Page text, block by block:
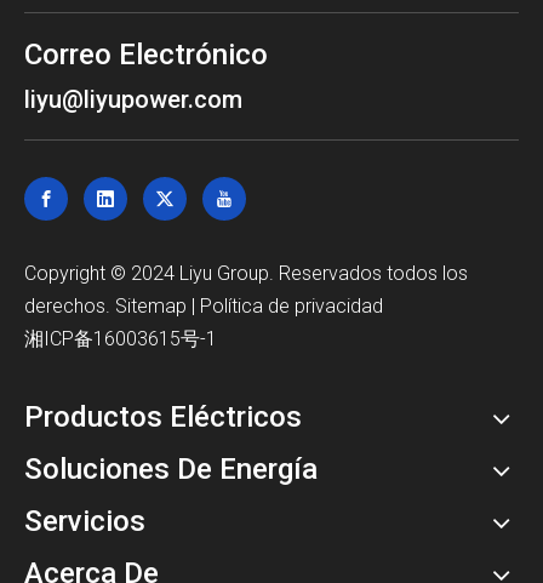
Correo Electrónico
liyu@liyupower.com
Copyright © 2024 Liyu Group. Reservados todos los
derechos. Sitemap | Política de privacidad
湘ICP备16003615号-1
Productos Eléctricos
Soluciones De Energía
Servicios
Acerca De